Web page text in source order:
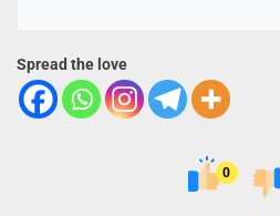
Spread the love
0